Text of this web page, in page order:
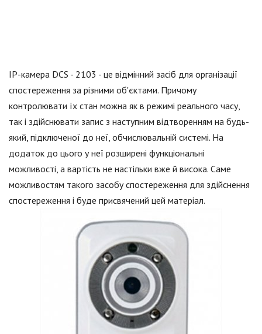
IP-камера DCS - 2103 - це відмінний засіб для організації
спостереження за різними об'єктами. Причому
контролювати їх стан можна як в режимі реального часу,
так і здійснювати запис з наступним відтворенням на будь-
який, підключеної до неї, обчислювальній системі. На
додаток до цього у неї розширені функціональні
можливості, а вартість не настільки вже й висока. Саме
можливостям такого засобу спостереження для здійснення
спостереження і буде присвячений цей матеріал.